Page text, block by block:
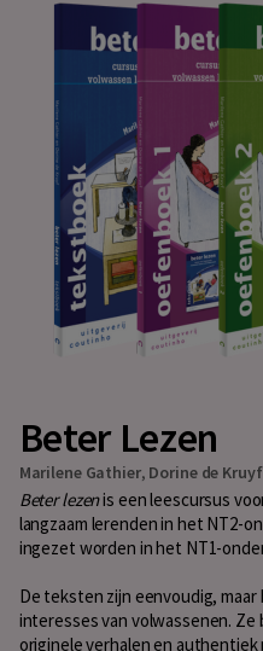
Beter Lezen
Marilene Gathier, Dorine de Kruyf
Beter lezenis een leescursus
langzaam lerenden in het NT2-
ingezet worden in het NT1-
De teksten zijn eenvoudig,
interesses van volwassenen.
originele verhalen en